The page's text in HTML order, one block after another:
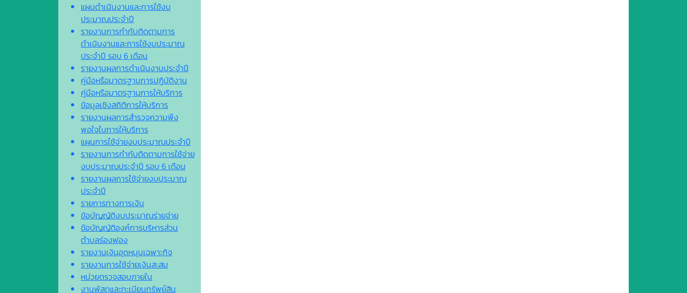
แผนดำเนินงานและการใช้งบ
ประมาณประจำปี
รายงานการกำกับติดตามการ
ดำเนินงานและการใช้งบประมาณ
ประจำปี รอบ 6 เดือน
รายงานผลการดำเนินงานประจำปี
คู่มือหรือมาตรฐานการปฏิบัติงาน
คู่มือหรือมาตรฐานการให้บริการ
ข้อมูลเชิงสถิติการให้บริการ
รายงานผลการสำรวจความพึง
พอใจในการให้บริการ
แผนการใช้จ่ายงบประมาณประจำปี
รายงานการกำกับติดตามการใช้จ่าย
งบประมาณประจำปี รอบ 6 เดือน
รายงานผลการใช้จ่ายงบประมาณ
ประจำปี
รายการทางการเงิน
ข้อบัญญัติงบประมาณร่ายจ่าย
ข้อบัญญัติองค์การบริหารส่วน
ตำบลร่องฟอง
รายงานเงินอุดหนุนเฉพาะกิจ
รายงานการใช้จ่ายเงินสะสม
หน่วยตรวจสอบภายใน
งานพัสดุและทะเบียนทรัพย์สิน